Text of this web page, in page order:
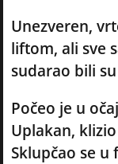
Unezveren,
liftom, ali sve
sudarao bili
Počeo je u
Uplakan,
Sklupčao se u